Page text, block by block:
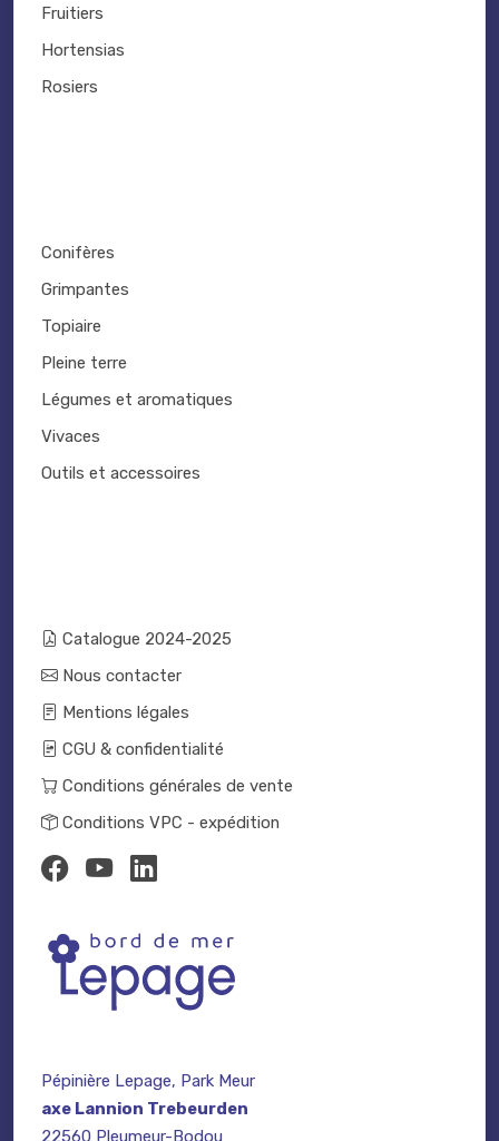
Fruitiers
Hortensias
Rosiers
Conifères
Grimpantes
Topiaire
Pleine terre
Légumes et aromatiques
Vivaces
Outils et accessoires
Catalogue 2024-2025
Nous contacter
Mentions légales
CGU & confidentialité
Conditions générales de vente
Conditions VPC - expédition
Pépinière Lepage, Park Meur
axe Lannion Trebeurden
22560 Pleumeur-Bodou